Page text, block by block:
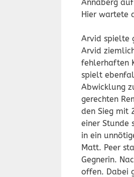
Annaberg
Hier wartete
Arvid spielte
Arvid
fehlerhaften
spielt
Abwicklung
gerechten
den Sieg mit
einer Stunde
in ein
Matt. Peer
Gegnerin.
offen. Dabei